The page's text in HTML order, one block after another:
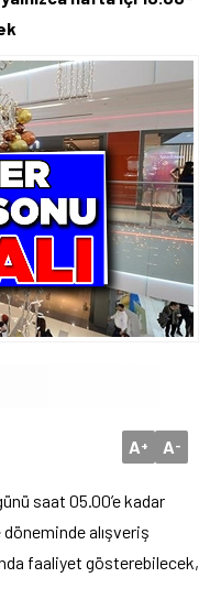
A+ A-
saat 05.00’e kadar
alışveriş
faaliyet gösterebilecek,